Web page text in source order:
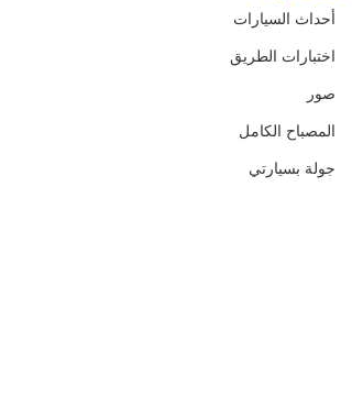
أحداث السيارات
اختبارات الطريق
صور
المصباح الكامل
جولة بسيارتي